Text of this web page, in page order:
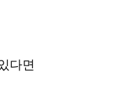
다면